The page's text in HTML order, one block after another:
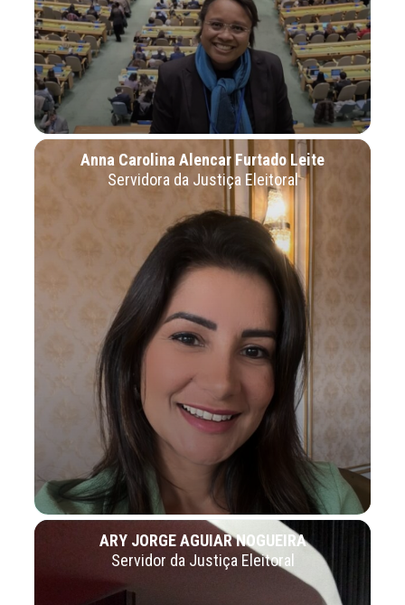
Anna Carolina Alencar Furtado Leite
Servidora da Justiça Eleitoral
ARY JORGE AGUIAR NOGUEIRA
Servidor da Justiça Eleitoral